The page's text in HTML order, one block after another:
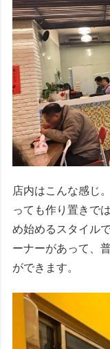
店内はこんな感じ
っても作り置きで
め始めるスタイル
ーナーがあって、
ができます。